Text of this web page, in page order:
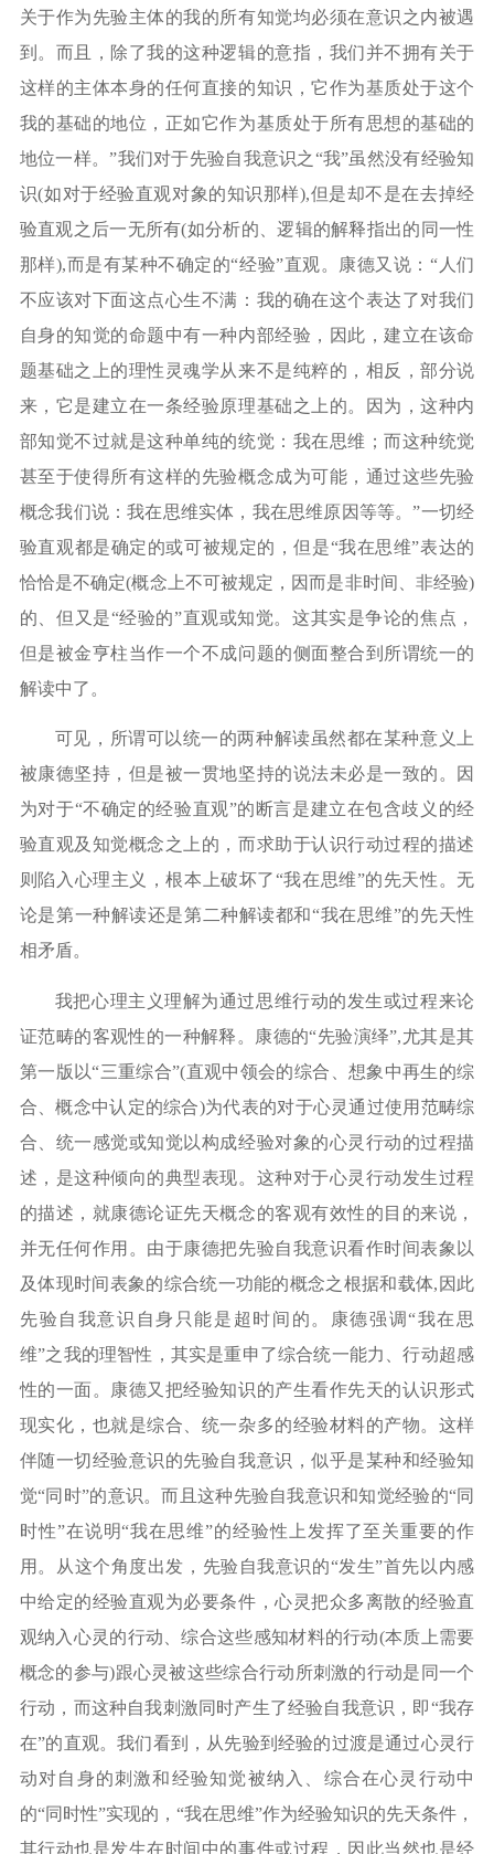
关于作为先验主体的我的所有知觉均必须在意识之内被遇
到。而且，除了我的这种逻辑的意指，我们并不拥有关于
这样的主体本身的任何直接的知识，它作为基质处于这个
我的基础的地位，正如它作为基质处于所有思想的基础的
地位一样。”我们对于先验自我意识之“我”虽然没有经验知
识(如对于经验直观对象的知识那样),但是却不是在去掉经
验直观之后一无所有(如分析的、逻辑的解释指出的同一性
那样),而是有某种不确定的“经验”直观。康德又说：“人们
不应该对下面这点心生不满：我的确在这个表达了对我们
自身的知觉的命题中有一种内部经验，因此，建立在该命
题基础之上的理性灵魂学从来不是纯粹的，相反，部分说
来，它是建立在一条经验原理基础之上的。因为，这种内
部知觉不过就是这种单纯的统觉：我在思维；而这种统觉
甚至于使得所有这样的先验概念成为可能，通过这些先验
概念我们说：我在思维实体，我在思维原因等等。”一切经
验直观都是确定的或可被规定的，但是“我在思维”表达的
恰恰是不确定(概念上不可被规定，因而是非时间、非经验)
的、但又是“经验的”直观或知觉。这其实是争论的焦点，
但是被金亨柱当作一个不成问题的侧面整合到所谓统一的
解读中了。
可见，所谓可以统一的两种解读虽然都在某种意义上
被康德坚持，但是被一贯地坚持的说法未必是一致的。因
为对于“不确定的经验直观”的断言是建立在包含歧义的经
验直观及知觉概念之上的，而求助于认识行动过程的描述
则陷入心理主义，根本上破坏了“我在思维”的先天性。无
论是第一种解读还是第二种解读都和“我在思维”的先天性
相矛盾。
我把心理主义理解为通过思维行动的发生或过程来论
证范畴的客观性的一种解释。康德的“先验演绎”,尤其是其
第一版以“三重综合”(直观中领会的综合、想象中再生的综
合、概念中认定的综合)为代表的对于心灵通过使用范畴综
合、统一感觉或知觉以构成经验对象的心灵行动的过程描
述，是这种倾向的典型表现。这种对于心灵行动发生过程
的描述，就康德论证先天概念的客观有效性的目的来说，
并无任何作用。由于康德把先验自我意识看作时间表象以
及体现时间表象的综合统一功能的概念之根据和载体,因此
先验自我意识自身只能是超时间的。康德强调“我在思
维”之我的理智性，其实是重申了综合统一能力、行动超感
性的一面。康德又把经验知识的产生看作先天的认识形式
现实化，也就是综合、统一杂多的经验材料的产物。这样
伴随一切经验意识的先验自我意识，似乎是某种和经验知
觉“同时”的意识。而且这种先验自我意识和知觉经验的“同
时性”在说明“我在思维”的经验性上发挥了至关重要的作
用。从这个角度出发，先验自我意识的“发生”首先以内感
中给定的经验直观为必要条件，心灵把众多离散的经验直
观纳入心灵的行动、综合这些感知材料的行动(本质上需要
概念的参与)跟心灵被这些综合行动所刺激的行动是同一个
行动，而这种自我刺激同时产生了经验自我意识，即“我存
在”的直观。我们看到，从先验到经验的过渡是通过心灵行
动对自身的刺激和经验知觉被纳入、综合在心灵行动中
的“同时性”实现的，“我在思维”作为经验知识的先天条件，
其行动也是发生在时间中的事件或过程，因此当然也是经